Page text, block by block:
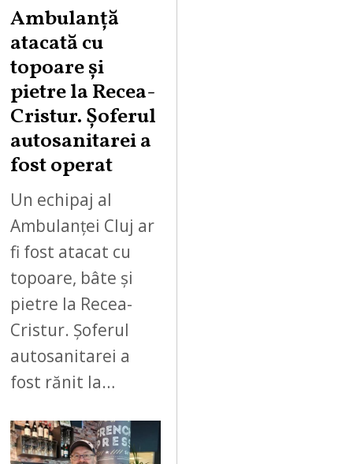
Ambulanță
atacată cu
topoare și
pietre la Recea-
Cristur. Șoferul
autosanitarei a
fost operat
Un echipaj al
Ambulanței Cluj ar
fi fost atacat cu
topoare, bâte și
pietre la Recea-
Cristur. Șoferul
autosanitarei a
fost rănit la…